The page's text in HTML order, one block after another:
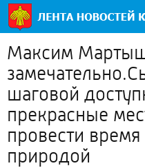
Максим
шаговой
прекрасные
провести
природой